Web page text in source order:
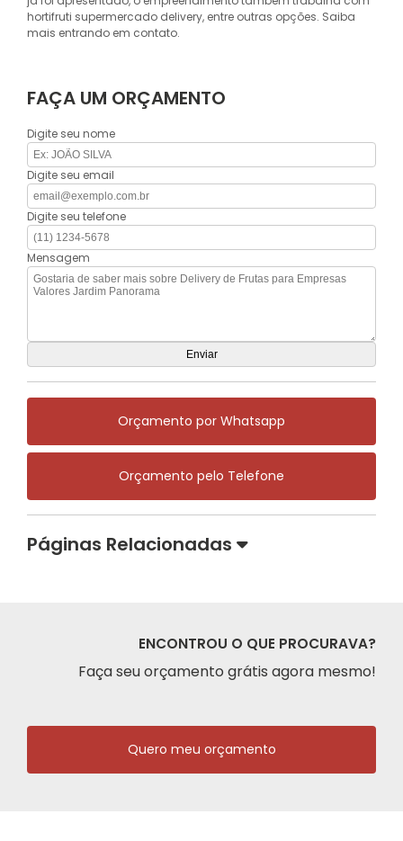
hortifruti supermercado delivery, entre outras opções. Saiba
mais entrando em contato.
FAÇA UM ORÇAMENTO
Digite seu nome
Digite seu email
Digite seu telefone
Mensagem
Orçamento por Whatsapp
Orçamento pelo Telefone
Páginas Relacionadas
ENCONTROU O QUE PROCURAVA?
Faça seu orçamento grátis agora mesmo!
Quero meu orçamento